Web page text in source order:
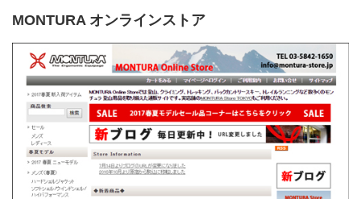
MONTURA オンラインストア